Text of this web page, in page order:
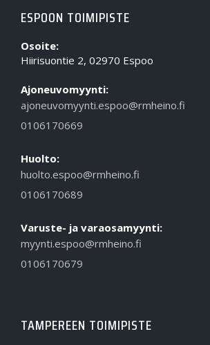
ESPOON TOIMIPISTE
Osoite:
Hiirisuontie 2, 02970 Espoo
Ajoneuvomyynti:
ajoneuvomyynti.espoo@rmheino.fi
0106170669
Huolto:
huolto.espoo@rmheino.fi
0106170689
Varuste- ja varaosamyynti:
myynti.espoo@rmheino.fi
0106170679
TAMPEREEN TOIMIPISTE